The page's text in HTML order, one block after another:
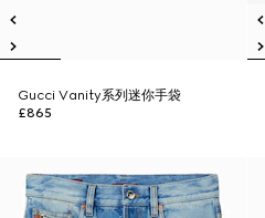
Gucci Vanity系列迷你手袋
£865